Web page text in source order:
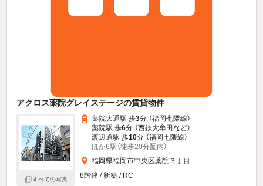
アクロス薬院グレイステージの賃貸物件
すべての写真
薬院大通駅 歩3分 （福岡七隈線）
薬院駅 歩6分 （西鉄大牟田など）
渡辺通駅 歩10分 （福岡七隈線）
ほか6駅（徒歩20分圏内）
福岡県福岡市中央区薬院３丁目
8階建 / 新築 / RC